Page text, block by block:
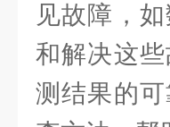
见故障，
和解决这
测结果的